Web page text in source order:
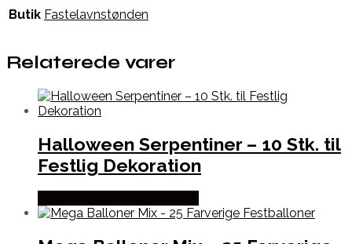
Butik Fastelavnstønden
Relaterede varer
Halloween Serpentiner – 10 Stk. til
Festlig Dekoration